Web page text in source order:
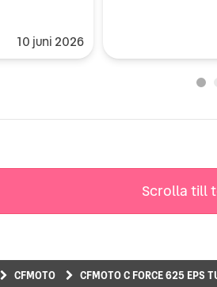
10 juni 2026
Scrolla till
CFMOTO CFMOTO C FORCE 625 EPS